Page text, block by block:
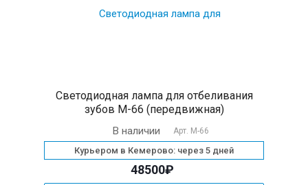
Светодиодная лампа для отбеливания
зубов М-66 (передвижная)
В наличии Арт. М-66
Курьером в Кемерово: через 5 дней
48500₽